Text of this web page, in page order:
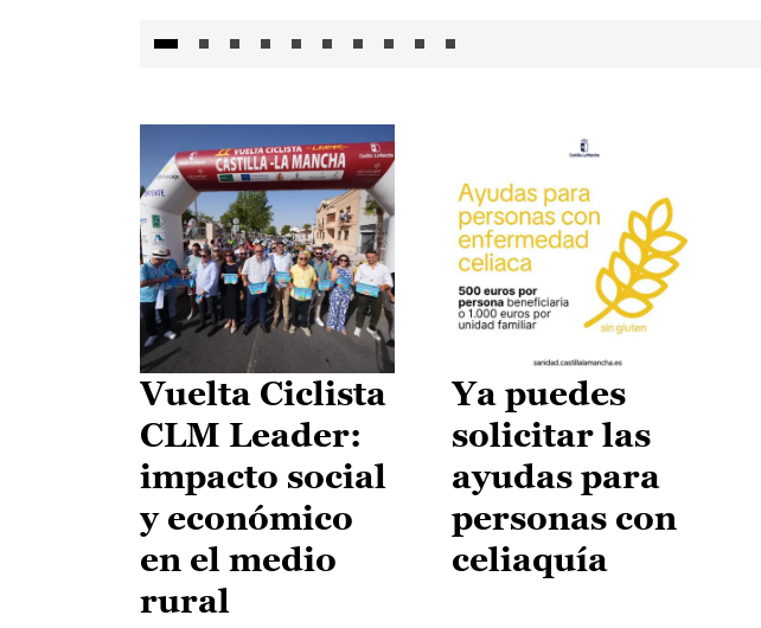
Vuelta Ciclista
CLM Leader:
impacto social
y económico
en el medio
rural
Ya puedes
solicitar las
ayudas para
personas con
celiaquía